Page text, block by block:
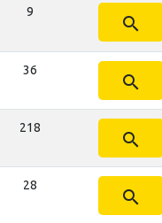
9
search
36
search
218
search
28
search